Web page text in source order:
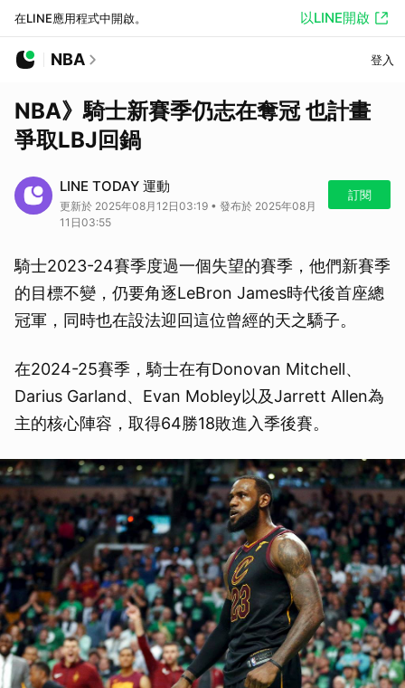
在LINE應用程式中開啟。 以LINE開啟
NBA 登入
NBA》騎士新賽季仍志在奪冠 也計畫
爭取LBJ回鍋
LINE TODAY 運動
更新於 2025年08月12日03:19 • 發布於 2025年08月
11日03:55
訂閱
騎士2023-24賽季度過一個失望的賽季，他們新賽季
的目標不變，仍要角逐LeBron James時代後首座總
冠軍，同時也在設法迎回這位曾經的天之驕子。
在2024-25賽季，騎士在有Donovan Mitchell、
Darius Garland、Evan Mobley以及Jarrett Allen為
主的核心陣容，取得64勝18敗進入季後賽。